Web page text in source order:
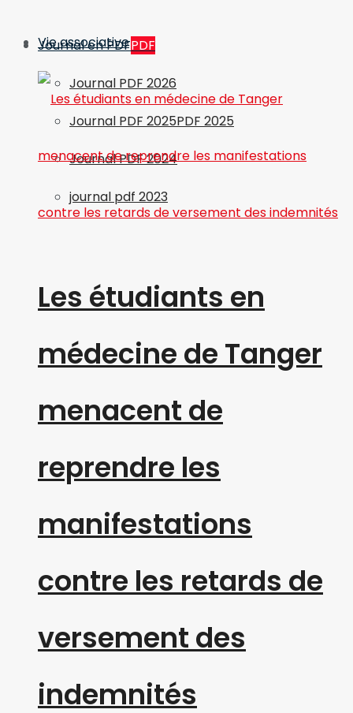
Journal en PDFPDF
Journal PDF 2026
Journal PDF 2025PDF 2025
Journal PDF 2024
journal pdf 2023
Vie associative
Les étudiants en
médecine de Tanger
menacent de
reprendre les
manifestations
contre les retards de
versement des
indemnités